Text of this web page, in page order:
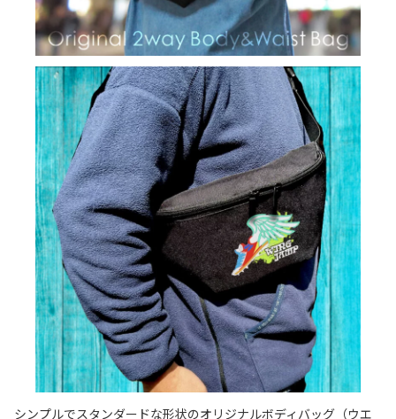
シンプルでスタンダードな形状のオリジナルボディバッグ（ウエ